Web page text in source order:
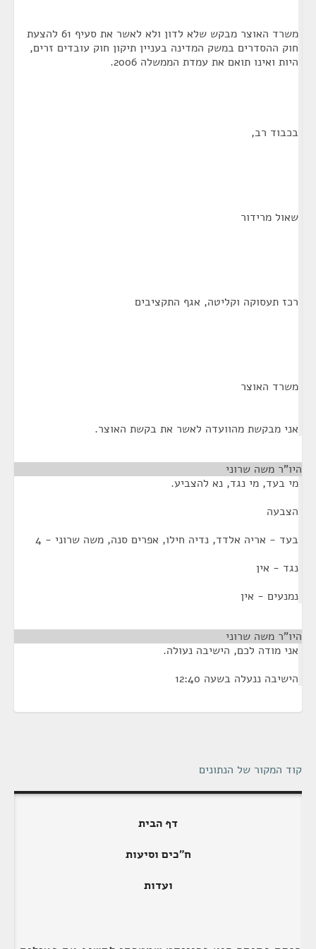
משרד האוצר מבקש שלא לדון ולא לאשר את סעיף 61 להצעת
חוק ההסדרים במשק המדינה בעניין תיקון חוק עובדים זרים,
היות ואינו תואם את עמדת הממשלה 2006.
בכבוד רב,
שאול מרידור
רכז תעסוקה וקליטה, אגף התקציבים
משרד האוצר
אני מבקשת מהוועדה לאשר את בקשת האוצר.
היו"ר משה שרוני
מי בעד, מי נגד, נא להצביע.
הצבעה
בעד - אריה אלדד, נדיה חילו, אפרים סנה, משה שרוני - 4
נגד - אין
נמנעים - אין
היו"ר משה שרוני
אני מודה לכם, הישיבה נעולה.
הישיבה ננעלה בשעה 12:40
קוד המקור של הנתונים
דף הבית
ח"כים וסיעות
ועדות